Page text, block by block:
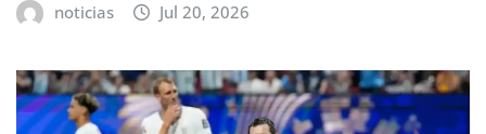
noticias Jul 20, 2026